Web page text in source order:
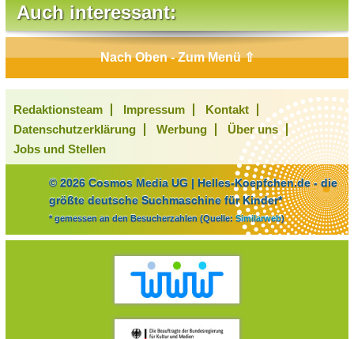
Auch interessant:
Nach Oben - Zum Menü ⇧
Redaktionsteam Impressum
Kontakt
Datenschutzerklärung
Werbung
Über uns
Jobs und Stellen
© 2026 Cosmos Media UG | Helles-Koepfchen.de - die
größte deutsche Suchmaschine für Kinder*
* gemessen an den Besucherzahlen (Quelle: Similarweb)